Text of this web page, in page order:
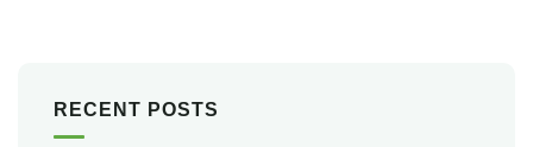
RECENT POSTS